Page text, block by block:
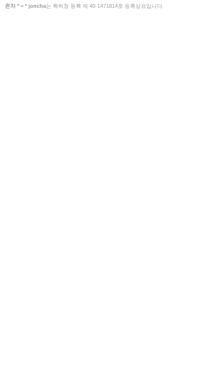
존차 * = * joncha는 특허청 등록 제 40-1471814호 등록상표입니다.